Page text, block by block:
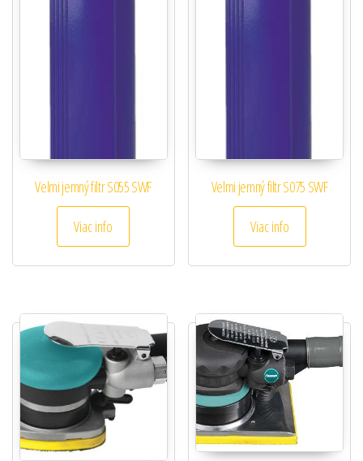
Velmi jemný filtr S055 SWF
Viac info
Velmi jemný filtr S075 SWF
Viac info